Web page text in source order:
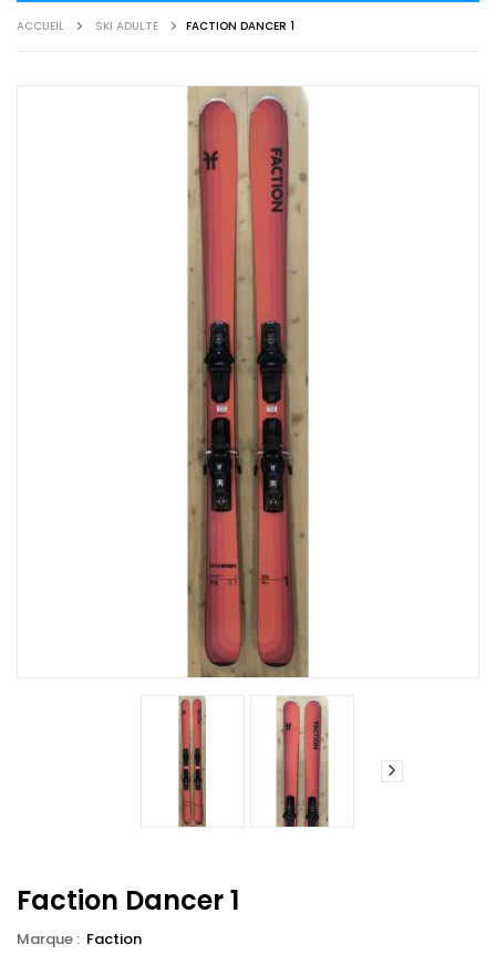
ACCUEIL SKI ADULTE FACTION DANCER 1
Faction Dancer 1
Marque : Faction